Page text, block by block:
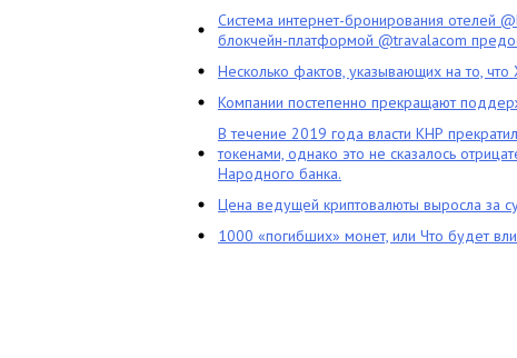
Система интернет-бронирования отелей
блокчейн-платформой @travalacom
Несколько фактов, указывающих на то,
Компании постепенно прекращают
В течение 2019 года власти КНР
токенами, однако это не сказалось
Народного банка.
Цена ведущей криптовалюты выросла за
1000 «погибших» монет, или Что будет